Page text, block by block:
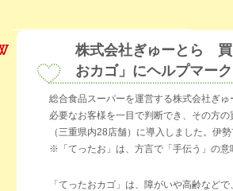
株式会社ぎゅーとら 買
おカゴ」にヘルプマー
総合食品スーパーを運営する株式会社ぎ
必要なお客様を一目で判断でき、その方
（三重県内28店舗）に導入しました。伊
※「てったお」は、方言で「手伝う」の意
「てったおカゴ」は、障がいや高齢など